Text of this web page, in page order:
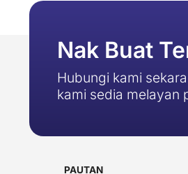
Nak Buat
Hubungi kami
kami sedia melayan
PAUTAN